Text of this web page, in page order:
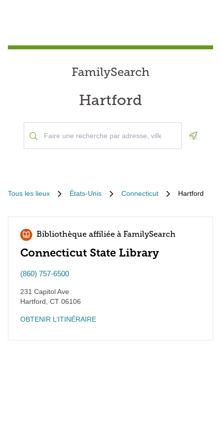
FamilySearch
Hartford
Tous les lieux États-Unis Connecticut Hartford
Bibliothèque affiliée à FamilySearch
Connecticut State Library
(860) 757-6500
231 Capitol Ave
Hartford CT 06106
OBTENIR L’ITINÉRAIRE